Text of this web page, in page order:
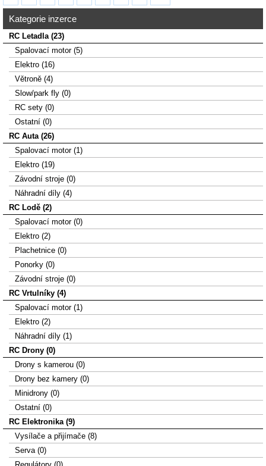
Kategorie inzerce
RC Letadla (23)
Spalovací­ motor (5)
Elektro (16)
Větroně (4)
Slow/park fly (0)
RC sety (0)
Ostatní (0)
RC Auta (26)
Spalovací motor (1)
Elektro (19)
Závodní stroje (0)
Náhradní díly (4)
RC Lodě (2)
Spalovací motor (0)
Elektro (2)
Plachetnice (0)
Ponorky (0)
Závodní stroje (0)
RC Vrtulníky (4)
Spalovací motor (1)
Elektro (2)
Náhradní díly (1)
RC Drony (0)
Drony s kamerou (0)
Drony bez kamery (0)
Minidrony (0)
Ostatní (0)
RC Elektronika (9)
Vysílače a přijímače (8)
Serva (0)